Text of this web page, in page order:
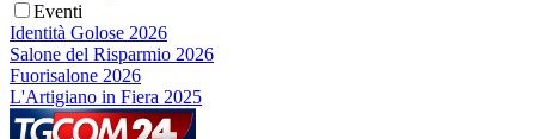
Eventi
Identità Golose 2026
Salone del Risparmio 2026
Fuorisalone 2026
L'Artigiano in Fiera 2025